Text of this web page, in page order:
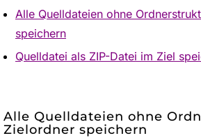
Alle Quelldateien ohne
speichern
Quelldatei als ZIP-Datei im Ziel
Alle Quelldateien ohne
Zielordner speichern